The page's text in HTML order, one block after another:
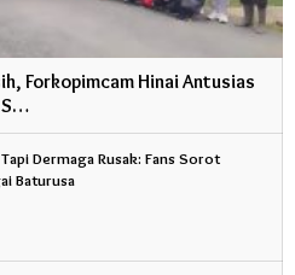
Forkopimcam Hinai Antusias
S…
Dermaga Rusak: Fans Sorot
Baturusa